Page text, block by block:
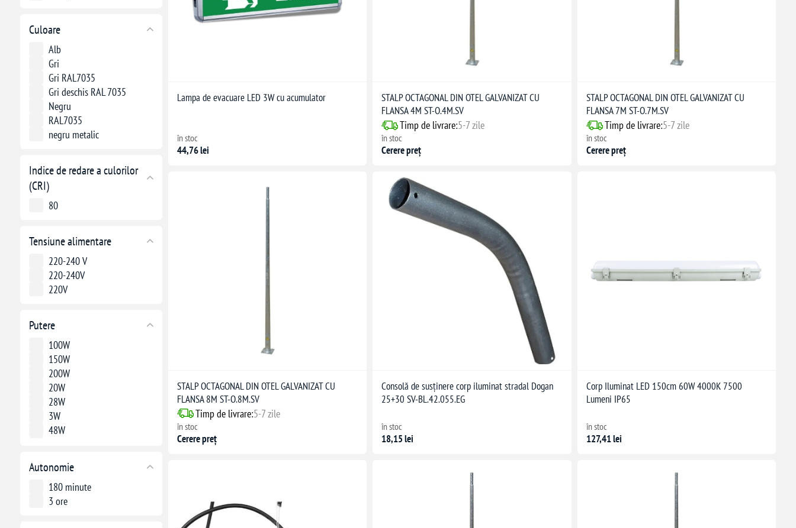
33 kg
4,6 kg
58g
6.68 kg
Culoare
Alb
Gri
Gri RAL7035
Gri deschis RAL 7035
Negru
RAL7035
negru metalic
Indice de redare a culorilor
(CRI)
80
Tensiune alimentare
220-240 V
220-240V
220V
Putere
100W
150W
200W
20W
28W
3W
48W
Autonomie
180 minute
3 ore
Lampa de evacuare LED 3W cu acumulator
în stoc
44,76 lei
STALP OCTAGONAL DIN OTEL GALVANIZAT CU
FLANSA 4M ST-O.4M.SV
Timp de livrare:5-7 zile
în stoc
Cerere preț
STALP OCTAGONAL DIN OTEL GALVANIZAT CU
FLANSA 7M ST-O.7M.SV
Timp de livrare:5-7 zile
în stoc
Cerere preț
STALP OCTAGONAL DIN OTEL GALVANIZAT CU
FLANSA 8M ST-O.8M.SV
Timp de livrare:5-7 zile
în stoc
Cerere preț
Consolă de susținere corp iluminat stradal Dogan
25+30 SV-BL.42.055.EG
în stoc
18,15 lei
Corp Iluminat LED 150cm 60W 4000K 7500
Lumeni IP65
în stoc
127,41 lei